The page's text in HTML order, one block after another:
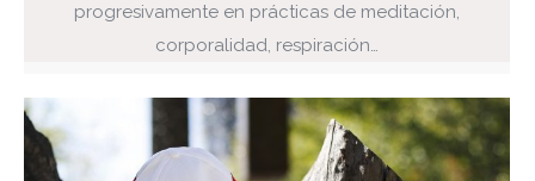
progresivamente en prácticas de meditación,
corporalidad, respiración…